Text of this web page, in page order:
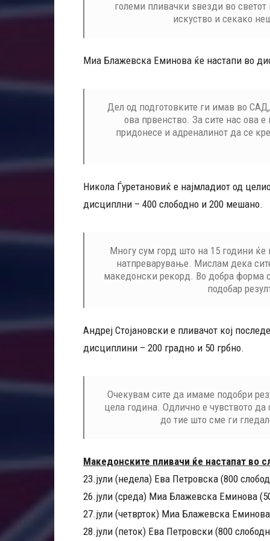
големи пливачки ѕвезди во
искуство и секако
Миа Блажевска Еминова ќе настапи во
Дел од подготовките ги имав во
ова првенство. За сите нас ова
придонесе и адреналинот да се
Никола Ѓуретановиќ е најмладиот од
дисциплни – 400 слободно и 200 мешано.
Многу сум горд што на 15 години
натпреварување. Мислам дека
македонски рекорд. Во добра форма
подобар
Андреј Стојановски е пливачот кој
дисциплини – 200 градно и 50 грбно.
Очекувам сите да имаме подобри
цела година. Одлично е чувството
до тие што сме ги
Македонските пливачи ќе настапат во
23.јули (недела) Ева Петровска (800
26.јули (среда) Миа Блажевска Еминова
27.јули (четврток) Миа Блажевска
28.јули (петок) Ева Петровски (800